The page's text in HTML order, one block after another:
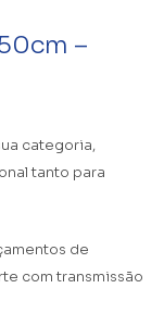
–
categoria,
tanto para
de
com transmissão